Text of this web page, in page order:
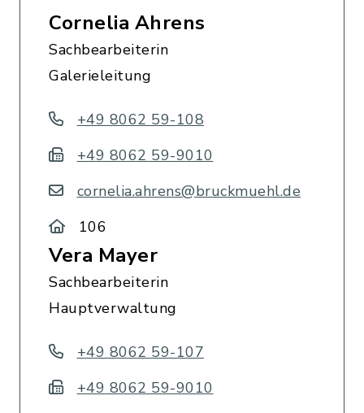
Cornelia Ahrens
Sachbearbeiterin
Galerieleitung
+49 8062 59-108
+49 8062 59-9010
cornelia.ahrens@bruckmuehl.de
106
Vera Mayer
Sachbearbeiterin
Hauptverwaltung
+49 8062 59-107
+49 8062 59-9010